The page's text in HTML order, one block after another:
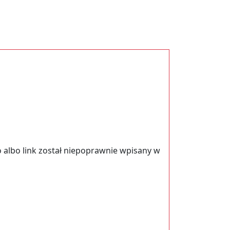
link został niepoprawnie wpisany w